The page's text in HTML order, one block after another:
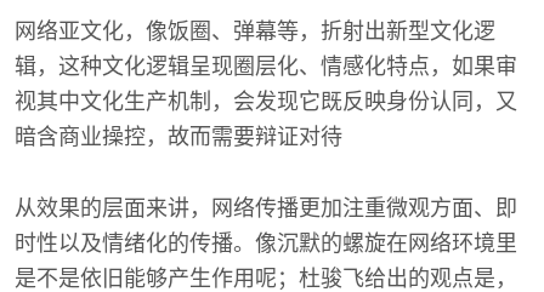
网络亚文化，像饭圈、弹幕等，折射出新型文化逻
辑，这种文化逻辑呈现圈层化、情感化特点，如果审
视其中文化生产机制，会发现它既反映身份认同，又
暗含商业操控，故而需要辩证对待
从效果的层面来讲，网络传播更加注重微观方面、即
时性以及情绪化的传播。像沉默的螺旋在网络环境里
是不是依旧能够产生作用呢；杜骏飞给出的观点是，